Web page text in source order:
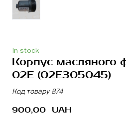
In stock
Корпус масляного
02E (02E305045)
Код товару 874
900,00  UAH